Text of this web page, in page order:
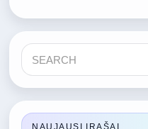
NAUJAUSI ĮRAŠAI